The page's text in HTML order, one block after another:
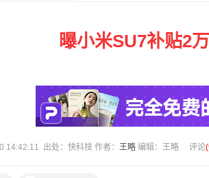
曝小米SU7补贴2
14:42:11 出处：快科技 作者： 王略 编辑：王略 评论(